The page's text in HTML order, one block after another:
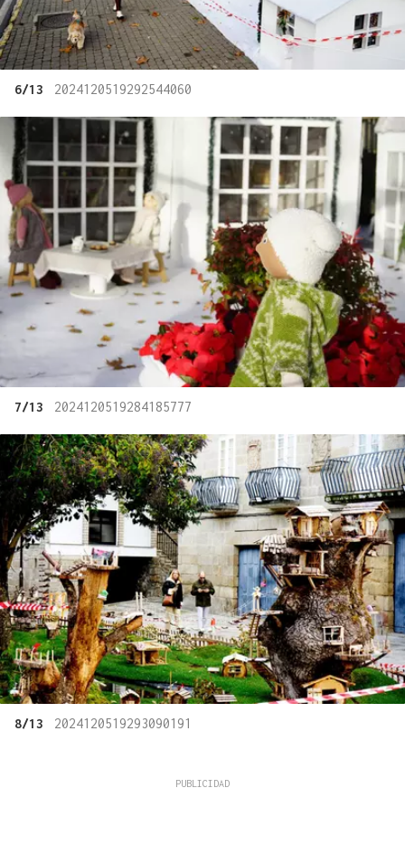
6/13 2024120519292544060
7/13 2024120519284185777
8/13 2024120519293090191